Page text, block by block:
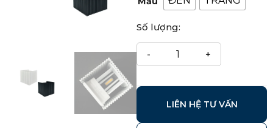
Số lượng:
LIÊN HỆ TƯ VẤN